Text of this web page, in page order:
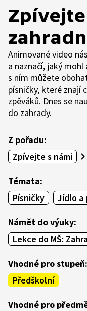
Animované video
a naznačí, jaký mohl
s ním můžete
písničky, které znají
zpěváků. Dnes se
do zahrady.
Z pořadu:
Zpívejte s námi
Témata:
Písničky
Jídlo a
Námět do výuky:
Lekce do MŠ:
Vhodné pro stupeň:
Předškolní
Vhodné pro